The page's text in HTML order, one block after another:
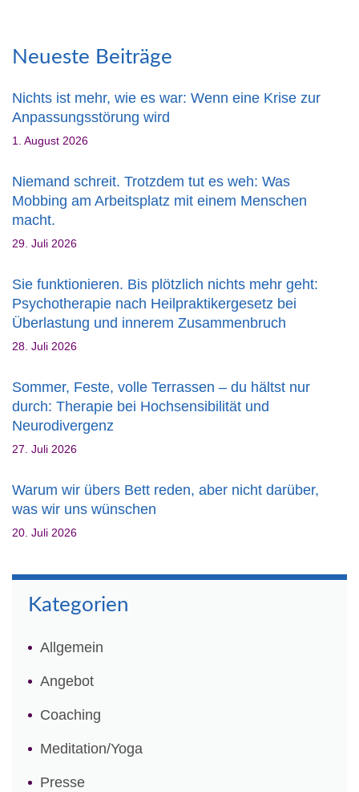
Neueste Beiträge
Nichts ist mehr, wie es war: Wenn eine Krise zur
Anpassungsstörung wird
1. August 2026
Niemand schreit. Trotzdem tut es weh: Was
Mobbing am Arbeitsplatz mit einem Menschen
macht.
29. Juli 2026
Sie funktionieren. Bis plötzlich nichts mehr geht:
Psychotherapie nach Heilpraktikergesetz bei
Überlastung und innerem Zusammenbruch
28. Juli 2026
Sommer, Feste, volle Terrassen – du hältst nur
durch: Therapie bei Hochsensibilität und
Neurodivergenz
27. Juli 2026
Warum wir übers Bett reden, aber nicht darüber,
was wir uns wünschen
20. Juli 2026
Kategorien
Allgemein
Angebot
Coaching
Meditation/Yoga
Presse